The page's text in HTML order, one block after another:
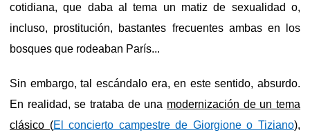
cotidiana, que daba al tema un matiz de sexualidad o,
incluso, prostitución, bastantes frecuentes ambas en los
bosques que rodeaban París...
Sin embargo, tal escándalo era, en este sentido, absurdo.
En realidad, se trataba de una modernización de un tema
clásico (El concierto campestre de Giorgione o Tiziano),